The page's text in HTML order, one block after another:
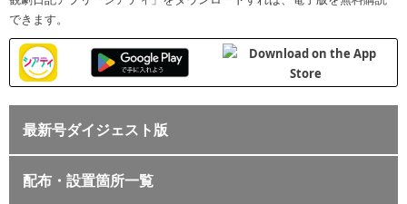
できます。
最新号ダイジェスト版
配布・設置箇所一覧